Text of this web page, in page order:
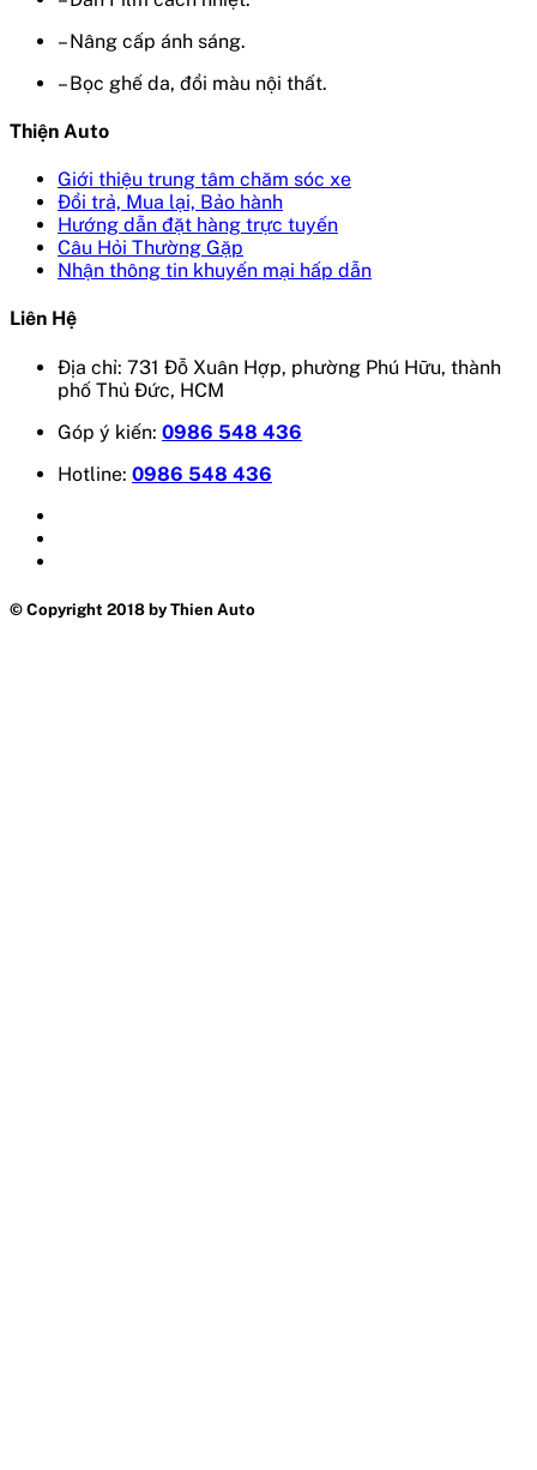
– Nâng cấp ánh sáng.
– Bọc ghế da, đổi màu nội thất.
Thiện Auto
Giới thiệu trung tâm chăm sóc xe
Đổi trả, Mua lại, Bảo hành
Hướng dẫn đặt hàng trực tuyến
Câu Hỏi Thường Gặp
Nhận thông tin khuyến mại hấp dẫn
Liên Hệ
Địa chỉ: 731 Đỗ Xuân Hợp, phường Phú Hữu, thành
phố Thủ Đức, HCM
Góp ý kiến: 0986 548 436
Hotline: 0986 548 436
© Copyright 2018 by Thien Auto